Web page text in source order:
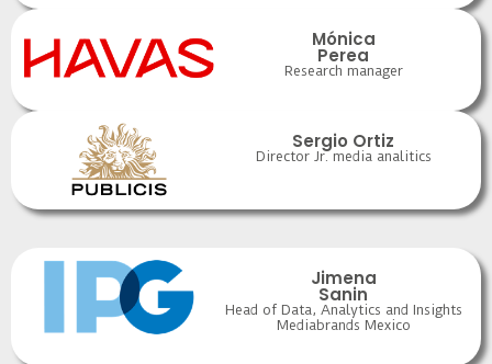
Mónica
Perea
Research manager
Sergio Ortiz
Director Jr. media analitics
Jimena
Sanin
Head of Data, Analytics and Insights
Mediabrands Mexico